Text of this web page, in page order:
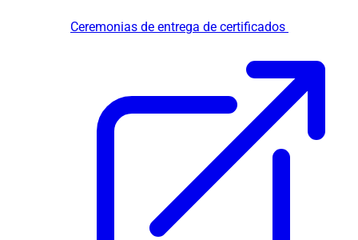
Ceremonias de entrega de certificados